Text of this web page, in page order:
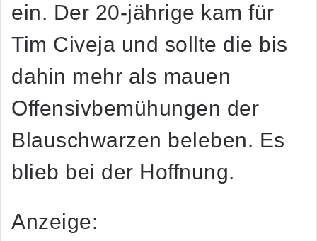
ein. Der 20-jährige kam für
Tim Civeja und sollte die bis
dahin mehr als mauen
Offensivbemühungen der
Blauschwarzen beleben. Es
blieb bei der Hoffnung.
Anzeige: